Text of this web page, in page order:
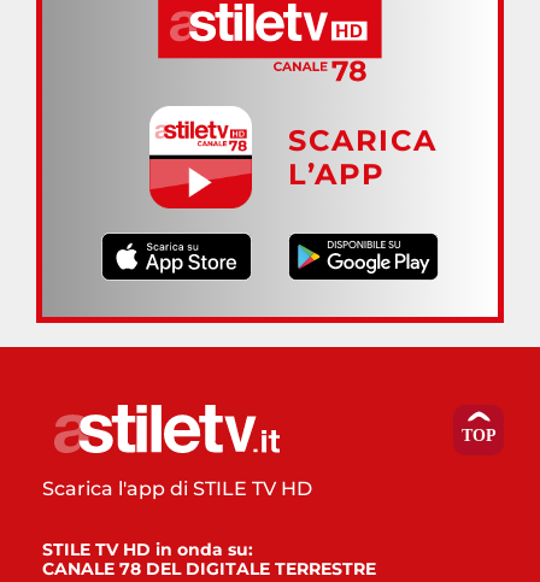
SCARICA
L’APP
Scarica l'app di STILE TV HD
STILE TV HD in onda su:
CANALE 78 DEL DIGITALE TERRESTRE